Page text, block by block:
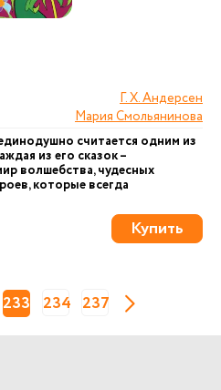
Г. Х. Андерсен
Мария Смольянинова
считается одним из
из его сказок –
волшебства, чудесных
которые всегда
Купить
233 234 237